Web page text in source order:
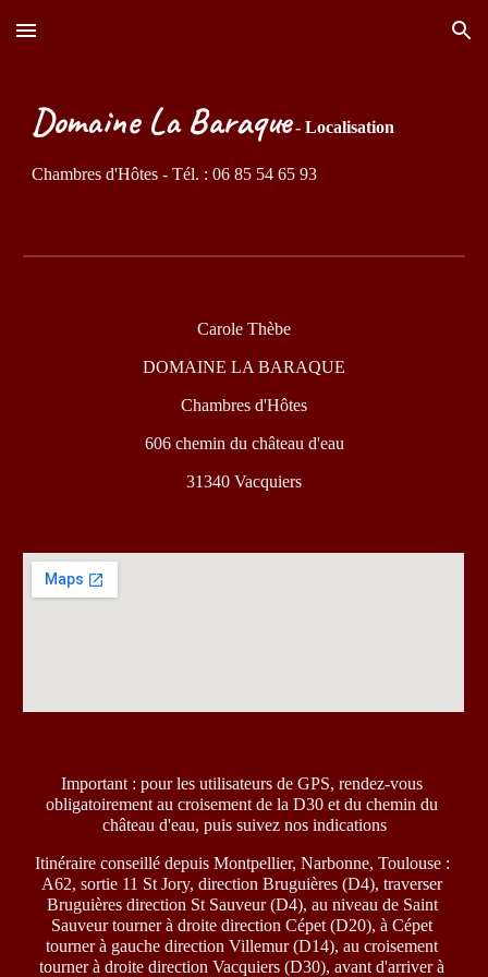
Skip to main content Skip to navigation
Domaine La Baraque - Localisation
Chambres d'Hôtes - Tél. : 06 85 54 65 93
Carole Thèbe
DOMAINE LA BARAQUE
Chambres d'Hôtes
606 chemin du château d'eau
31340 Vacquiers
Important : pour les utilisateurs de GPS, rendez-vous
obligatoirement au croisement de la D30 et du chemin du
château d'eau, puis suivez nos indications
Itinéraire conseillé depuis Montpellier, Narbonne, Toulouse :
A62, sortie 11 St Jory, direction Bruguières (D4), traverser
Bruguières direction St Sauveur (D4), au niveau de Saint
Sauveur tourner à droite direction Cépet (D20), à Cépet
tourner à gauche direction Villemur (D14), au croisement
tourner à droite direction Vacquiers (D30), avant d'arriver à